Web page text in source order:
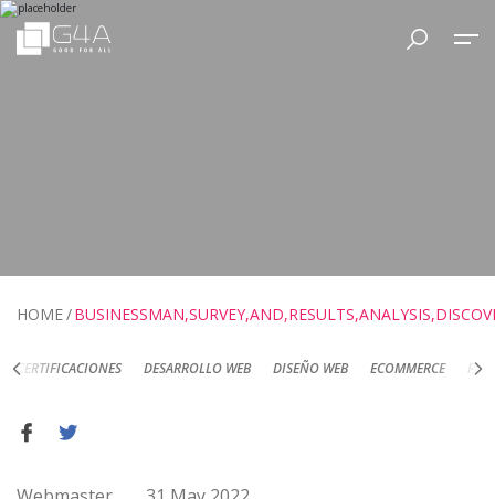
HOME
DESARROLLO WEB DISEÑO WEB ECOMMERCE FOTOGRAFÍA DE